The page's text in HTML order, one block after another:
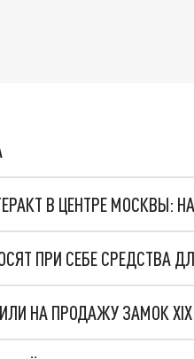
В ЦЕНТРЕ МОСКВЫ:
ПРИ СЕБЕ СРЕДСТВА
НА ПРОДАЖУ ЗАМОК